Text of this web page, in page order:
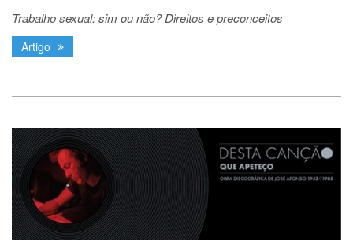
Trabalho sexual: sim ou não? Direitos e preconceitos
Artigo